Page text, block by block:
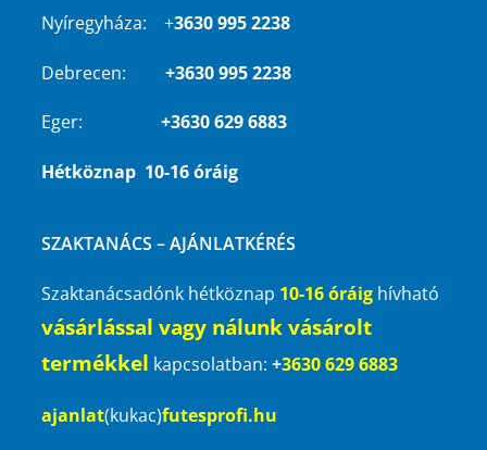
Nyíregyháza: +3630 995 2238
Debrecen: +3630 995 2238
Eger: +3630 629 6883
Hétköznap 10-16 óráig
SZAKTANÁCS – AJÁNLATKÉRÉS
Szaktanácsadónk hétköznap 10-16 óráig hívható
vásárlással vagy nálunk vásárolt
termékkel kapcsolatban: +3630 629 6883
ajanlat(kukac)futesprofi.hu